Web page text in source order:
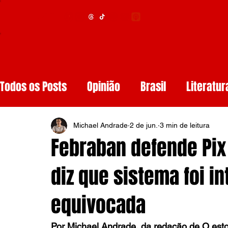
Todos os Posts Opinião Brasil
Educação Segurança Obituários
Resenhas de Livros Inteligência
Diários de Leitura Reviews
Febraban defende
diz que sistema foi
equivocada
Michael Andrade 2 de jun. 3 min de leitura